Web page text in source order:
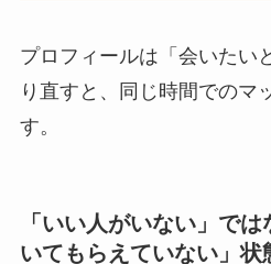
プロフィールは「会いたい
り直すと、同じ時間でのマ
す。
「いい人がいない」で
いてもらえていない」状